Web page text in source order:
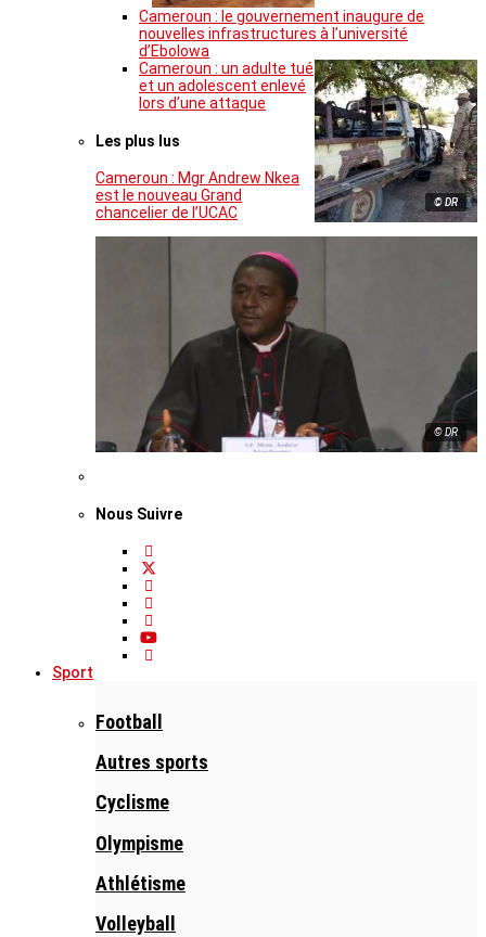
Cameroun : le gouvernement inaugure de
nouvelles infrastructures à l’université
d’Ebolowa
© DR
Cameroun : un adulte tué
et un adolescent enlevé
lors d’une attaque
Les plus lus
Cameroun : Mgr Andrew Nkea
est le nouveau Grand
chancelier de l’UCAC
© DR
Nous Suivre
Sport
Football
Autres sports
Cyclisme
Olympisme
Athlétisme
Volleyball